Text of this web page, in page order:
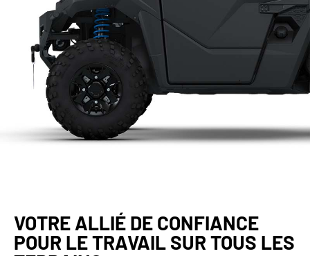
VOTRE ALLIÉ DE CONFIANCE
POUR LE TRAVAIL SUR TOUS LES